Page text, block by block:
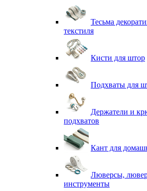
Тесьма
текстиля
Кисти для штор
Подхваты для
Держатели и
подхватов
Кант для
Люверсы,
инструменты